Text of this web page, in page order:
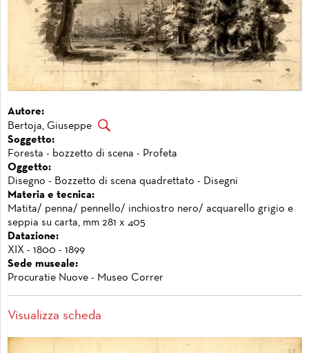
Autore:
Bertoja, Giuseppe
Soggetto:
Foresta - bozzetto di scena - Profeta
Oggetto:
Disegno - Bozzetto di scena quadrettato - Disegni
Materia e tecnica:
Matita/ penna/ pennello/ inchiostro nero/ acquarello grigio e
seppia su carta, mm 281 x 405
Datazione:
XIX - 1800 - 1899
Sede museale:
Procuratie Nuove - Museo Correr
Visualizza scheda